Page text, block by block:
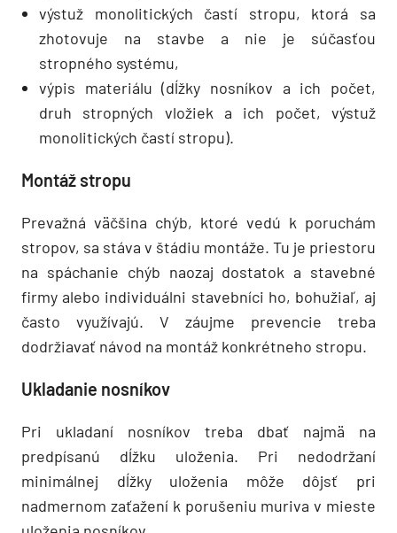
výstuž monolitických častí stropu, ktorá sa
zhotovuje na stavbe a nie je súčasťou
stropného systému,
výpis materiálu (dĺžky nosníkov a ich počet,
druh stropných vložiek a ich počet, výstuž
monolitických častí stropu).
Montáž stropu
Prevažná väčšina chýb, ktoré vedú k poruchám
stropov, sa stáva v štádiu montáže. Tu je priestoru
na spáchanie chýb naozaj dostatok a stavebné
firmy alebo individuálni stavebníci ho, bohužiaľ, aj
často využívajú. V záujme prevencie treba
dodržiavať návod na montáž konkrétneho stropu.
Ukladanie nosníkov
Pri ukladaní nosníkov treba dbať najmä na
predpísanú dĺžku uloženia. Pri nedodržaní
minimálnej dĺžky uloženia môže dôjsť pri
nadmernom zaťažení k porušeniu muriva v mieste